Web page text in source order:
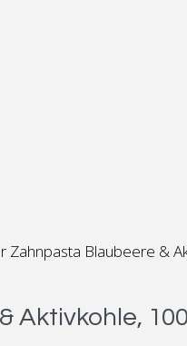
Zahnpasta Blaubeere &
100